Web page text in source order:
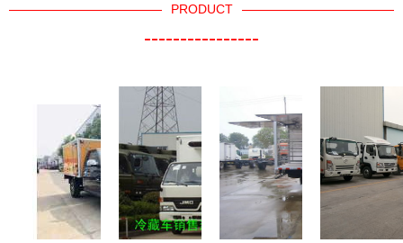
PRODUCT
----------------